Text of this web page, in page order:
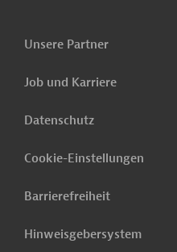
Unsere Partner
Job und Karriere
Datenschutz
Cookie-Einstellungen
Barrierefreiheit
Hinweisgebersystem